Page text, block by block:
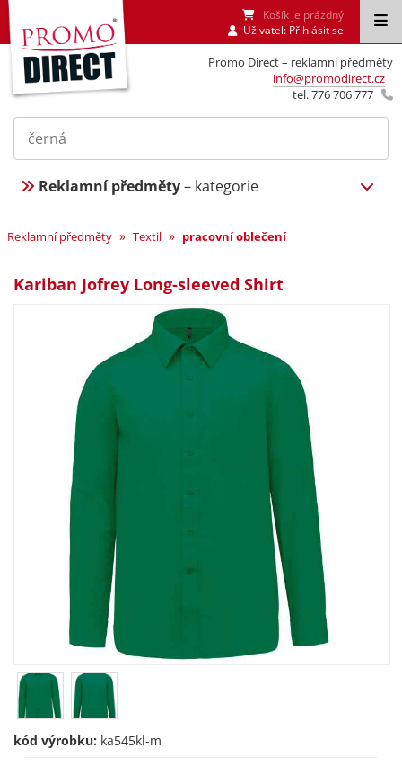
Promo Direct – reklamní předměty
info@promodirect.cz
tel. 776 706 777
Košík je prázdný
Uživatel: Přihlásit se
Reklamní předměty– kategorie
Reklamní předměty » Textil » pracovní oblečení
Kariban Jofrey Long-sleeved Shirt
kód výrobku: ka545kl-m